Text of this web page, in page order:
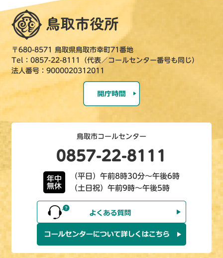
〒680-8571 鳥取県鳥取市幸町71番地
Tel：0857-22-8111（代表／コールセンター番号も同じ）
法人番号：9000020312011
鳥取市コールセンター
0857-22-8111
年中
無休
（平日）午前8時30分～午後6時
（土日祝）午前9時～午後5時